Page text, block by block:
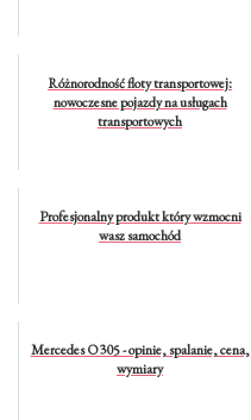
Różnorodność floty transportowej:
nowoczesne pojazdy na usługach
transportowych
Profesjonalny produkt który wzmocni
wasz samochód
Mercedes O305 - opinie, spalanie, cena,
wymiary